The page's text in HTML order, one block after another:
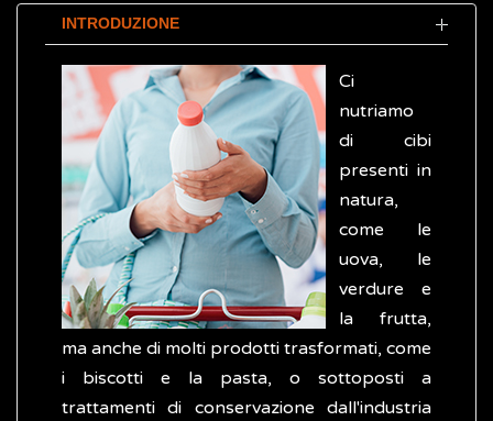
INTRODUZIONE
Ci
nutriamo
di cibi
presenti in
natura,
come le
uova, le
verdure e
la frutta,
ma anche di molti prodotti trasformati, come
i biscotti e la pasta, o sottoposti a
trattamenti di conservazione dall'industria